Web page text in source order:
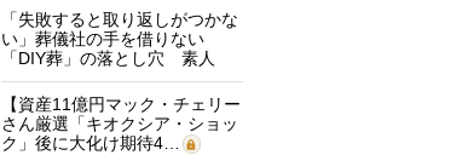
「失敗すると取り返しがつかな
い」葬儀社の手を借りない
「DIY葬」の落とし穴 素人
に…
【資産11億円マック・チェリー
さん厳選「キオクシア・ショッ
ク」後に大化け期待4…